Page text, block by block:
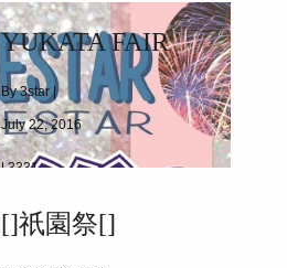
YUKATA FAIR
By 3star |
July 22, 2016
|3331
[]祇園祭[]